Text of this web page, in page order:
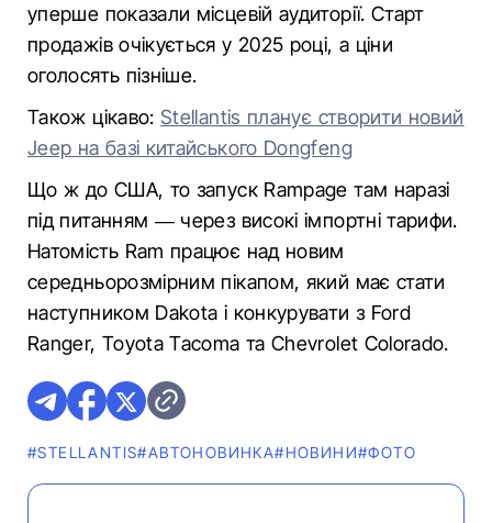
уперше показали місцевій аудиторії. Старт
продажів очікується у 2025 році, а ціни
оголосять пізніше.
Також цікаво:Stellantis планує створити новий
Jeep на базі китайського Dongfeng
Що ж до США, то запуск Rampage там наразі
під питанням — через високі імпортні тарифи.
Натомість Ram працює над новим
середньорозмірним пікапом, який має стати
наступником Dakota і конкурувати з Ford
Ranger, Toyota Tacoma та Chevrolet Colorado.
#STELLANTIS#АВТОНОВИНКА#НОВИНИ#ФОТО